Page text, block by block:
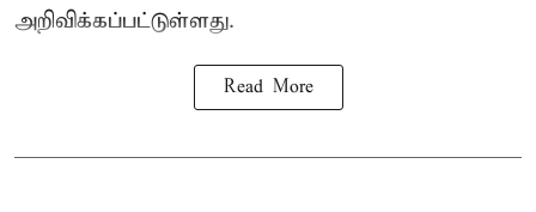
அறிவிக்கப்பட்டுள்ளது.
Read More